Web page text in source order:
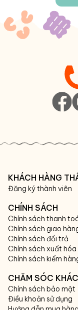
KHÁCH HÀNG
Đăng ký thành viên
CHÍNH SÁCH
Chính sách thanh
Chính sách giao
Chính sách đổi trả
Chính sách xuất hóa
Chính sách kiểm
CHĂM SÓC
Chính sách bảo mật
Điều khoản sử dụng